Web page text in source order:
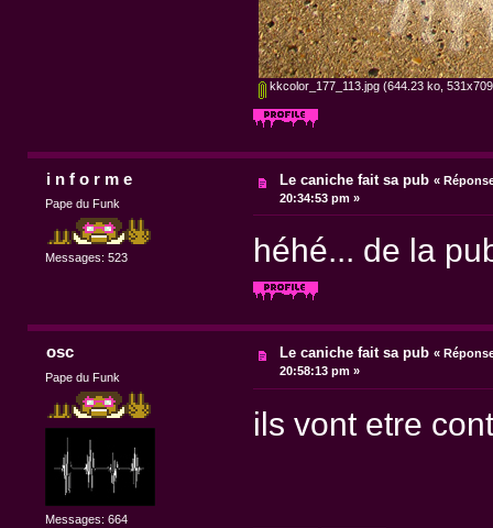
kkcolor_177_113.jpg (644.23 ko,
i n f o r m e
Pape du Funk
Messages: 523
Le caniche fait sa pub «
20:34:53 pm »
héhé... de la
osc
Pape du Funk
Messages: 664
Le caniche fait sa pub «
20:58:13 pm »
ils vont etre